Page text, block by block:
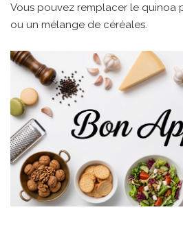
Vous pouvez remplacer le quinoa
ou un mélange de céréales.